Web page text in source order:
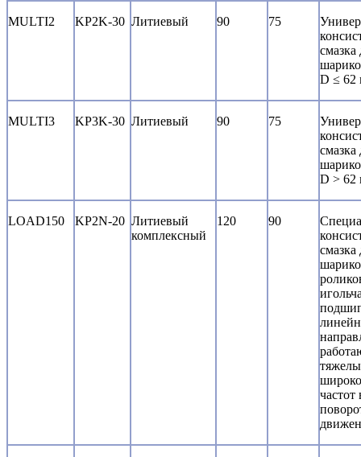
MULTI2 KP2K-30 Литиевый 90 75
смазка
D ≤ 62
MULTI3 KP3K-30 Литиевый 90 75
смазка
D > 62
LOAD150 KP2N-20 Литиевый
комплексный
120 90
смазка